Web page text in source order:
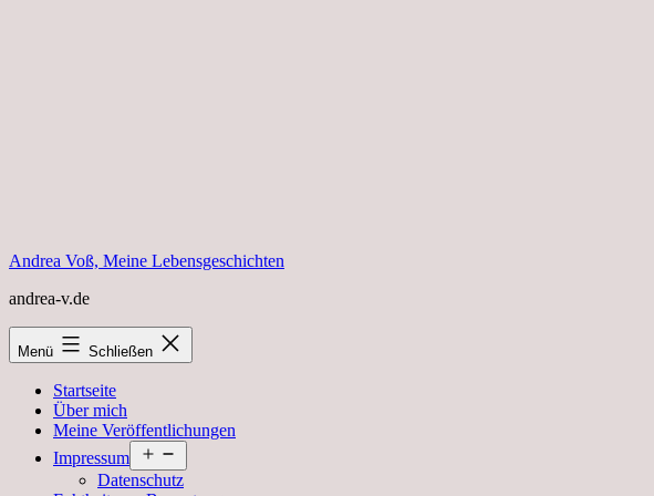
Andrea Voß, Meine Lebensgeschichten
andrea-v.de
Menü Schließen
Startseite
Über mich
Meine Veröffentlichungen
Impressum
öffnen
Datenschutz